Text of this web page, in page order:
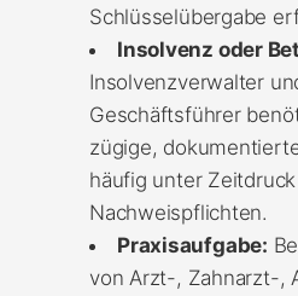
Schlüsselübergabe
Insolvenz oder
Insolvenzverwalter
Geschäftsführer
zügige,
häufig unter
Nachweispflichten.
Praxisaufgabe:
von Arzt-, Zahnarzt-,